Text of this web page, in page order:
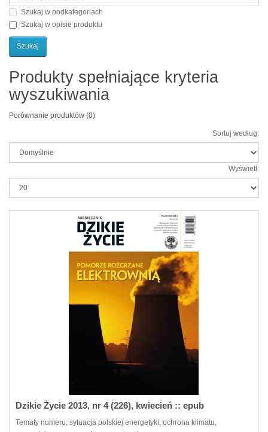
Szukaj w podkategoriach
Szukaj w opisie produktu
Produkty spełniające kryteria
wyszukiwania
Porównanie produktów (0)
Sortuj według:
Wyświetl:
Dzikie Życie 2013, nr 4 (226), kwiecień :: epub
Tematy numeru: sytuacja polskiej energetyki, ochrona klimatu,